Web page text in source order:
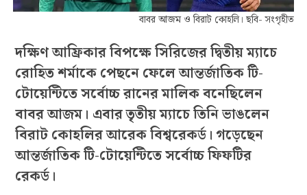
বাবর আজম ও বিরাট কোহলি। ছবি- সংগৃহীত
দক্ষিণ আফ্রিকার বিপক্ষে সিরিজের দ্বিতীয় ম্যাচে
রোহিত শর্মাকে পেছনে ফেলে আন্তর্জাতিক টি-
টোয়েন্টিতে সর্বোচ্চ রানের মালিক বনেছিলেন
বাবর আজম। এবার তৃতীয় ম্যাচে তিনি ভাঙলেন
বিরাট কোহলির আরেক বিশ্বরেকর্ড। গড়েছেন
আন্তর্জাতিক টি-টোয়েন্টিতে সর্বোচ্চ ফিফটির
রেকর্ড।